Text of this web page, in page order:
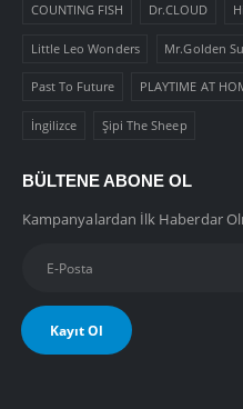
COUNTING FISH Dr.CLOUD
Little Leo Wonders Mr.Golden
Past To Future PLAYTIME AT
İngilizce Şipi The Sheep
BÜLTENE ABONE OL
Kampanyalardan İlk Haberdar